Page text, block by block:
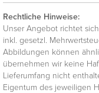
Rechtliche Hinweise:
Unser Angebot richtet
inkl. gesetzl.
Abbildungen können
übernehmen wir keine
Lieferumfang nicht
Eigentum des jeweiligen